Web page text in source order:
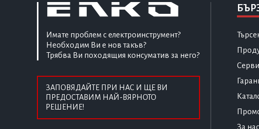
Имате проблем с електроинструмент?
Необходим Ви е нов такъв?
Трябва Ви походящия консуматив за него?
ЗАПОВЯДАЙТЕ ПРИ НАС И ЩЕ ВИ
ПРЕДОСТАВИМ НАЙ-ВЯРНОТО
РЕШЕНИЕ!
За нас